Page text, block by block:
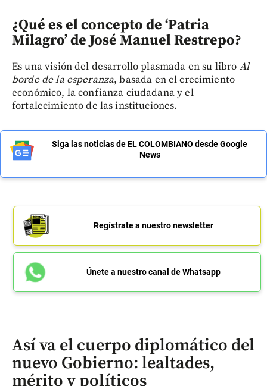
¿Qué es el concepto de ‘Patria
Milagro’ de José Manuel Restrepo?
Es una visión del desarrollo plasmada en su libro Al
borde de la esperanza, basada en el crecimiento
económico, la confianza ciudadana y el
fortalecimiento de las instituciones.
Siga las noticias de EL COLOMBIANO desde Google
News
Regístrate a nuestro newsletter
Únete a nuestro canal de Whatsapp
Así va el cuerpo diplomático del
nuevo Gobierno: lealtades,
mérito y políticos